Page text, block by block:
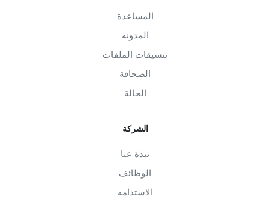
المساعدة
المدونة
تنسيقات الملفات
الصحافة
الحالة
الشركة
نبذة عنا
الوظائف
الاستدامة